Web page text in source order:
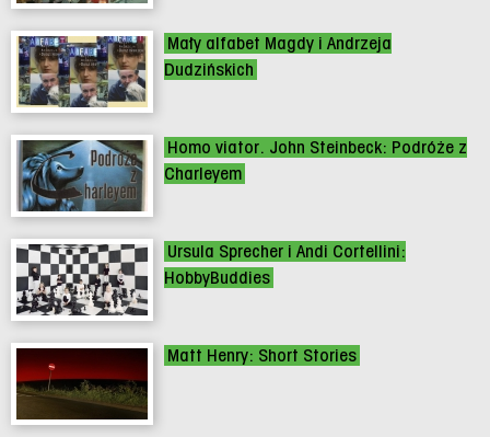
Mały alfabet Magdy i Andrzeja
Dudzińskich
Homo viator. John Steinbeck: Podróże z
Charleyem
Ursula Sprecher i Andi Cortellini:
HobbyBuddies
Matt Henry: Short Stories